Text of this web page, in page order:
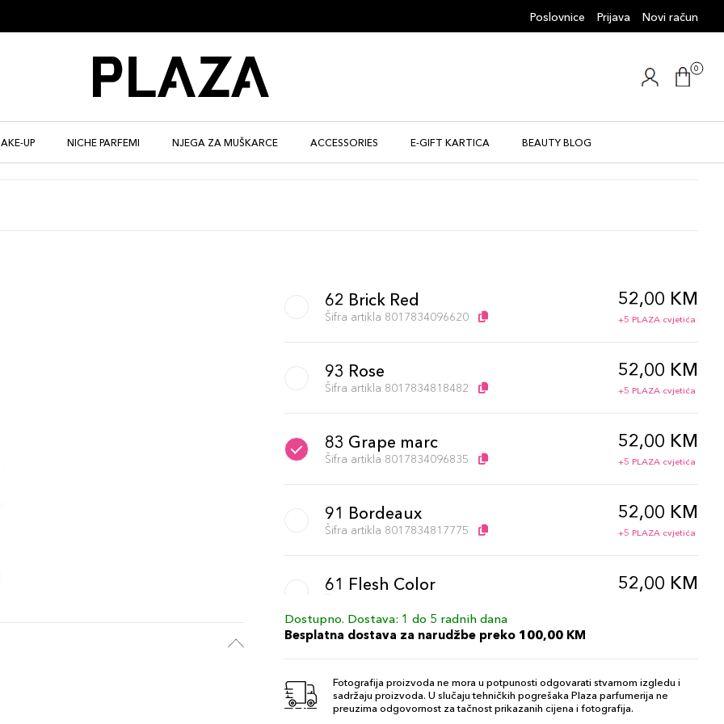
Poslovnice Prijava Novi račun
0
UP NICHE PARFEMI NJEGA ZA MUŠKARCE ACCESSORIES E-GIFT KARTICA BEAUTY BLOG
62 Brick Red
Šifra artikla 8017834096620
52,00 KM
+5 PLAZA cvjetića
93 Rose
Šifra artikla 8017834818482
52,00 KM
+5 PLAZA cvjetića
83 Grape marc
Šifra artikla 8017834096835
52,00 KM
+5 PLAZA cvjetića
91 Bordeaux
Šifra artikla 8017834817775
52,00 KM
+5 PLAZA cvjetića
61 Flesh Color 52,00 KM
Dostupno. Dostava: 1 do 5 radnih dana
Besplatna dostava za narudžbe preko 100,00 KM
Fotografija proizvoda ne mora u potpunosti odgovarati stvarnom izgledu i
sadržaju proizvoda. U slučaju tehničkih pogrešaka Plaza parfumerija ne
preuzima odgovornost za tačnost prikazanih cijena i fotografija.